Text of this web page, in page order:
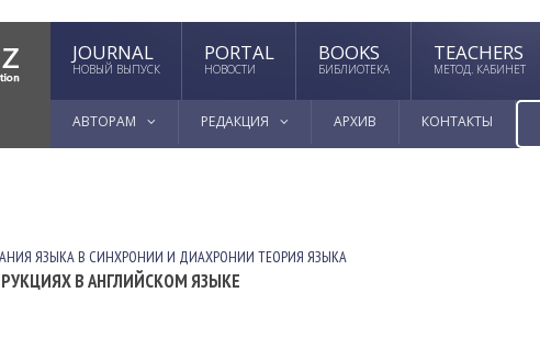
JOURNAL
НОВЫЙ ВЫПУСК
PORTAL
НОВОСТИ
BOOKS
БИБЛИОТЕКА
TEACHERS
МЕТОД. КАБИНЕТ
АВТОРАМ РЕДАКЦИЯ АРХИВ КОНТАКТЫ
ЯЗЫКА В СИНХРОНИИ И ДИАХРОНИИ ТЕОРИЯ ЯЗЫКА
В АНГЛИЙСКОМ ЯЗЫКЕ